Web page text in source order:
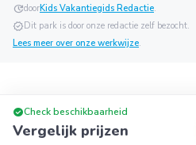
updatedoorKids Vakantiegids Redactie.
verifiedDit park is door onze redactie zelf bezocht.
Lees meer over onze werkwijze.
check_circleCheck beschikbaarheid
Vergelijk prijzen